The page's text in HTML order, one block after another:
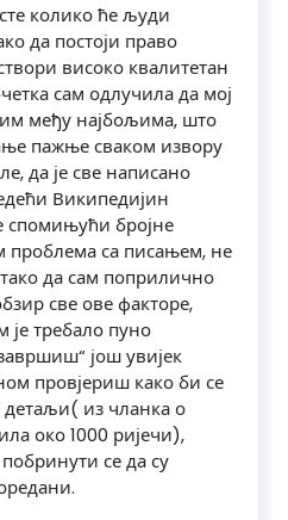
колико ће људи
да постоји право
високо квалитетан
сам одлучила да мој
међу најбољима, што
пажње сваком извору
да је све написано
Википедијин
спомињући бројне
проблема са писањем, не
да сам поприлично
све ове факторе,
је требало пуно
још увијек
провјериш како би се
из чланка о
око 1000 ријечи),
се да су